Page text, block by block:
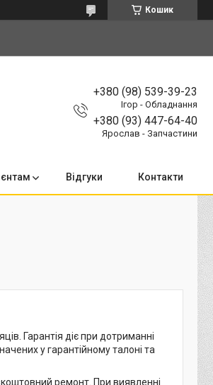
Кошик
+380 (98) 539-39-23
Ігор - Обладнання
+380 (93) 447-64-40
Ярослав - Запчастини
Відгуки Контакти
Гарантія діє при дотриманні
у гарантійному талоні та
ремонт. При виявленні